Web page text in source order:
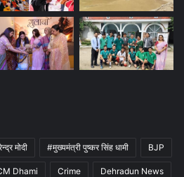
मोदी #मुख्यमंत्री पुष्कर सिंह धामी BJP
Dhami Crime Dehradun News